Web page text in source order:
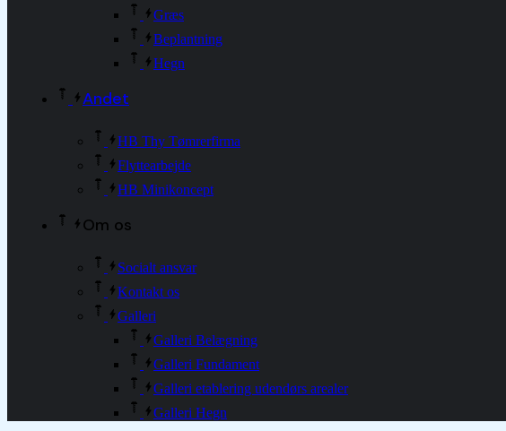
Græs
Beplantning
Hegn
Andet
HB Thy Tømrerfirma
Flyttearbejde
HB Minikoncept
Om os
Socialt ansvar
Kontakt os
Galleri
Galleri Belægning
Galleri Fundament
Galleri etablering udendørs arealer
Galleri Hegn